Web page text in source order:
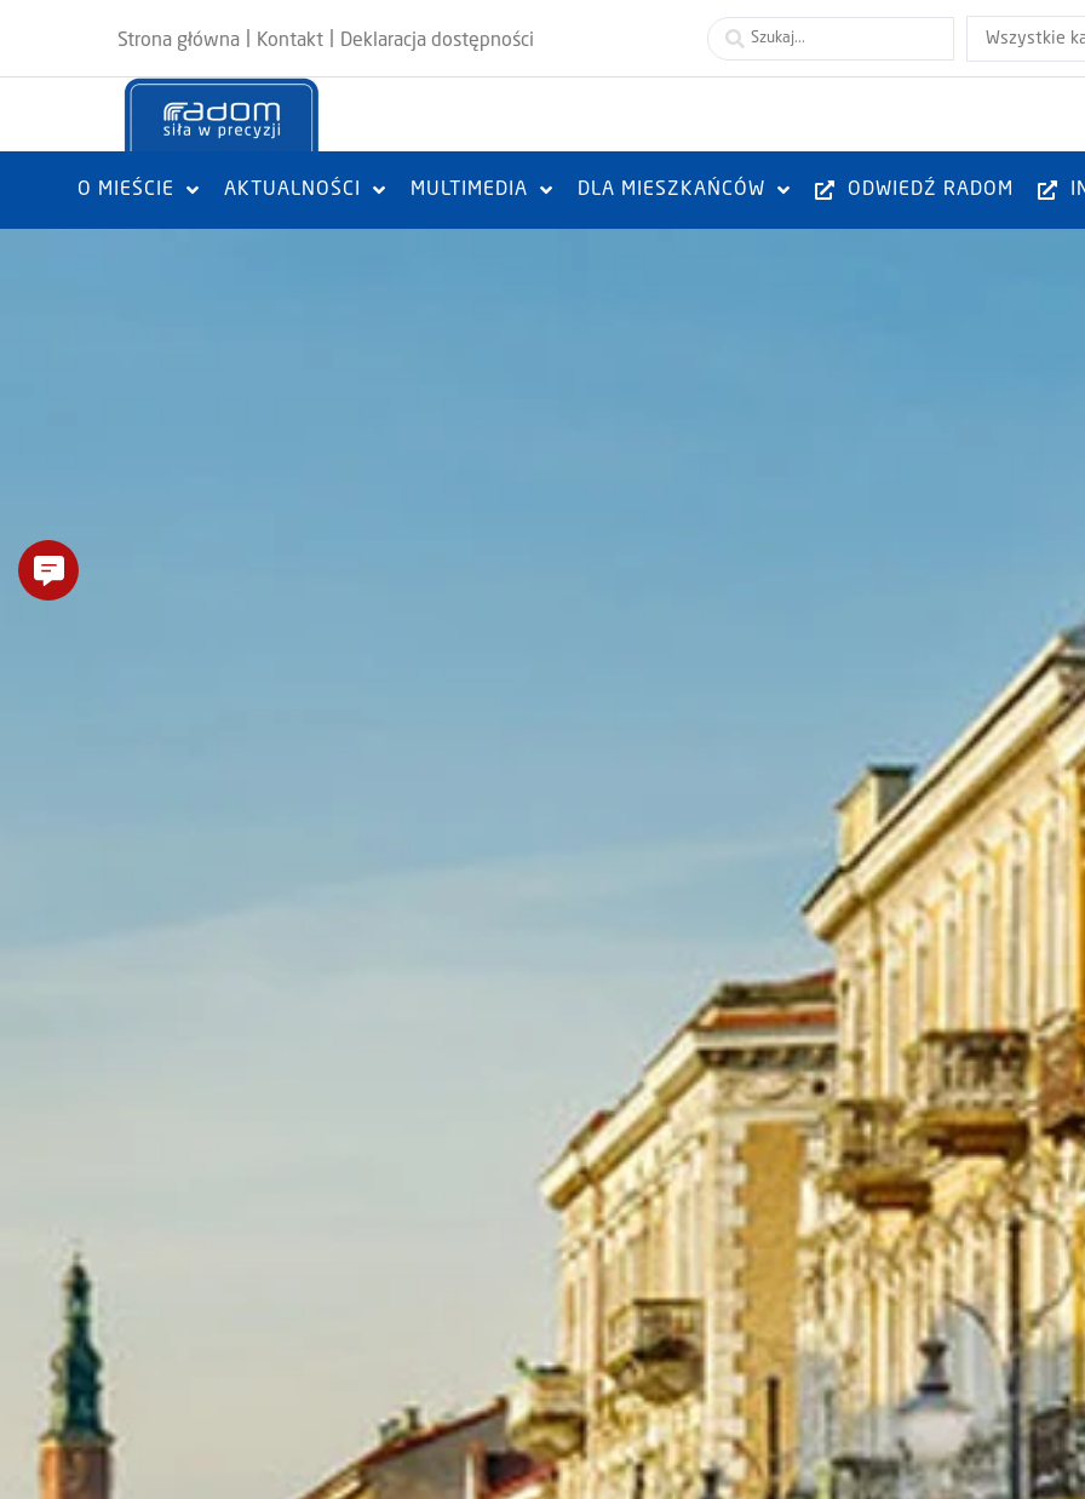
Strona główna Kontakt Deklaracja dostępności Wszystkie
O MIEŚCIE AKTUALNOŚCI MULTIMEDIA DLA MIESZKAŃCÓW ODWIEDŹ RADOM